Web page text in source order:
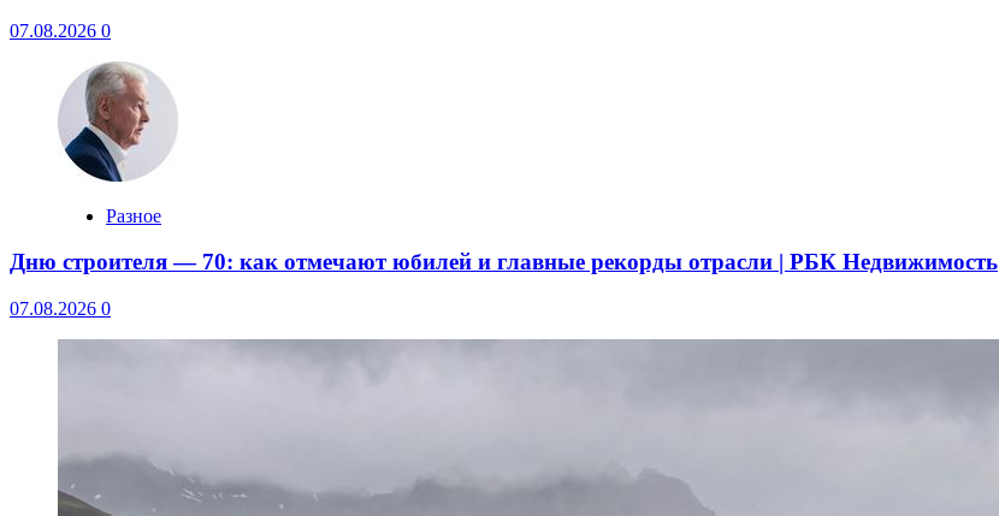
07.08.2026 0
Разное
Дню строителя — 70: как отмечают юбилей и главные рекорды отрасли | РБК Недвижимость
07.08.2026 0